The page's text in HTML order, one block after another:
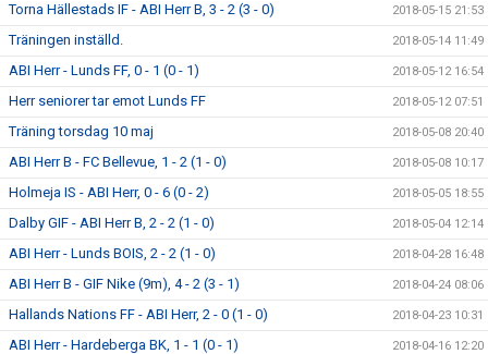
Torna Hällestads IF - ABI Herr B, 3 - 2 (3 - 0) 2018-05-15 21:53
Träningen inställd. 2018-05-14 11:49
ABI Herr - Lunds FF, 0 - 1 (0 - 1) 2018-05-12 16:54
Herr seniorer tar emot Lunds FF 2018-05-12 07:51
Träning torsdag 10 maj 2018-05-08 20:40
ABI Herr B - FC Bellevue, 1 - 2 (1 - 0) 2018-05-08 10:17
Holmeja IS - ABI Herr, 0 - 6 (0 - 2) 2018-05-05 18:55
Dalby GIF - ABI Herr B, 2 - 2 (1 - 0) 2018-05-04 12:14
ABI Herr - Lunds BOIS, 2 - 2 (1 - 0) 2018-04-28 16:48
ABI Herr B - GIF Nike (9m), 4 - 2 (3 - 1) 2018-04-24 08:06
Hallands Nations FF - ABI Herr, 2 - 0 (1 - 0) 2018-04-23 10:31
ABI Herr - Hardeberga BK, 1 - 1 (0 - 1) 2018-04-16 12:20